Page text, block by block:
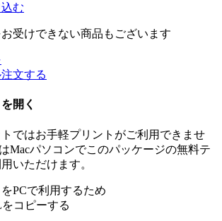
む
受けできない商品もございます
文する
開く
ではお手軽プリントがご利用できませ
Macパソコンでこのパッケージの無料テ
いただけます。
PCで利用するため
コピーする